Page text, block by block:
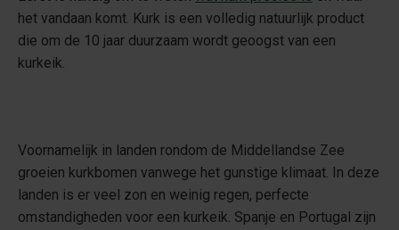
het vandaan komt. Kurk is een volledig natuurlijk product
die om de 10 jaar duurzaam wordt geoogst van een
kurkeik.
Voornamelijk in landen rondom de Middellandse Zee
groeien kurkbomen vanwege het gunstige klimaat. In deze
landen is er veel zon en weinig regen, perfecte
omstandigheden voor een kurkeik. Spanje en Portugal zijn